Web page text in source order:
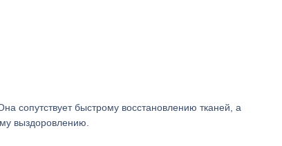
сопутствует быстрому восстановлению тканей, а
выздоровлению.